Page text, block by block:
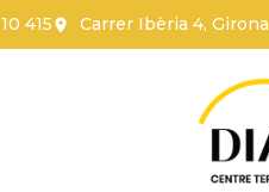
415 Carrer Ibèria 4, Girona